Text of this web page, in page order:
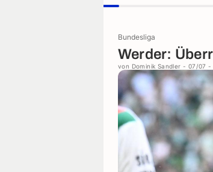
Bundesliga
Werder:
von Dominik Sandler - 07/07 -